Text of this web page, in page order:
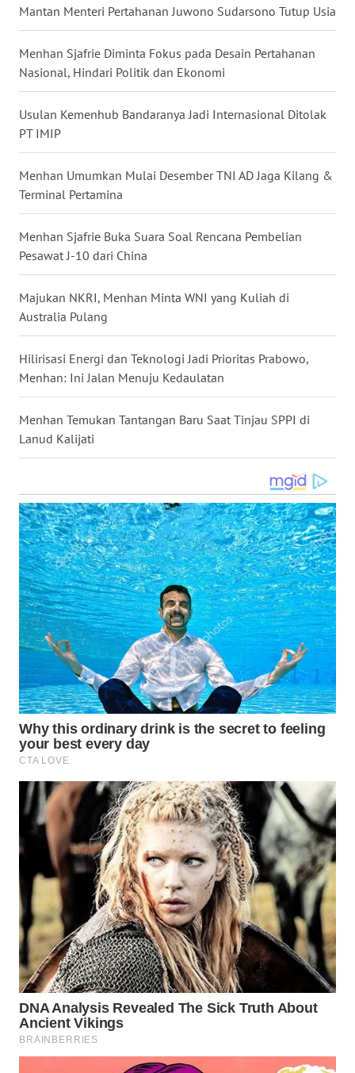
Mantan Menteri Pertahanan Juwono Sudarsono Tutup Usia
Menhan Sjafrie Diminta Fokus pada Desain Pertahanan
Nasional, Hindari Politik dan Ekonomi
Usulan Kemenhub Bandaranya Jadi Internasional Ditolak
PT IMIP
Menhan Umumkan Mulai Desember TNI AD Jaga Kilang &
Terminal Pertamina
Menhan Sjafrie Buka Suara Soal Rencana Pembelian
Pesawat J-10 dari China
Majukan NKRI, Menhan Minta WNI yang Kuliah di
Australia Pulang
Hilirisasi Energi dan Teknologi Jadi Prioritas Prabowo,
Menhan: Ini Jalan Menuju Kedaulatan
Menhan Temukan Tantangan Baru Saat Tinjau SPPI di
Lanud Kalijati
WN
WN
JOGJA
WN
JATIM
WN
BALI
WN
KALBAR
WN
WN
KALSEL
KALTIM
WN
SULSEL
WN
GORONTALO
WN
SULUT
WN
MALUKU
WN
MALUT
WN
DAIRI
DANAU
TOBA
WN
NIAS
WN